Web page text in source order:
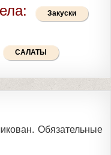
Закуски
САЛАТЫ
Обязательные